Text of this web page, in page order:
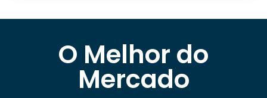
O Melhor do
Mercado